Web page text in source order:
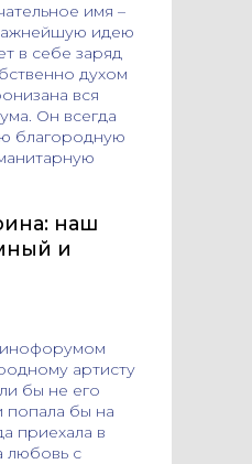
имя –
идею
в себе заряд
духом
вся
Он всегда
благородную
наш
и
артисту
бы не его
попала бы на
приехала в
любовь с